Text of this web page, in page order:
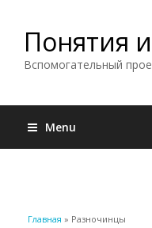
Понятия
Вспомогательный
Menu
Вы здесь
Главная » Разночинцы